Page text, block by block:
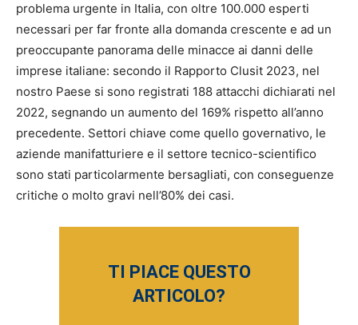
problema urgente in Italia, con oltre 100.000 esperti
necessari per far fronte alla domanda crescente e ad un
preoccupante panorama delle minacce ai danni delle
imprese italiane: secondo il Rapporto Clusit 2023, nel
nostro Paese si sono registrati 188 attacchi dichiarati nel
2022, segnando un aumento del 169% rispetto all’anno
precedente. Settori chiave come quello governativo, le
aziende manifatturiere e il settore tecnico-scientifico
sono stati particolarmente bersagliati, con conseguenze
critiche o molto gravi nell’80% dei casi.
TI PIACE QUESTO
ARTICOLO?